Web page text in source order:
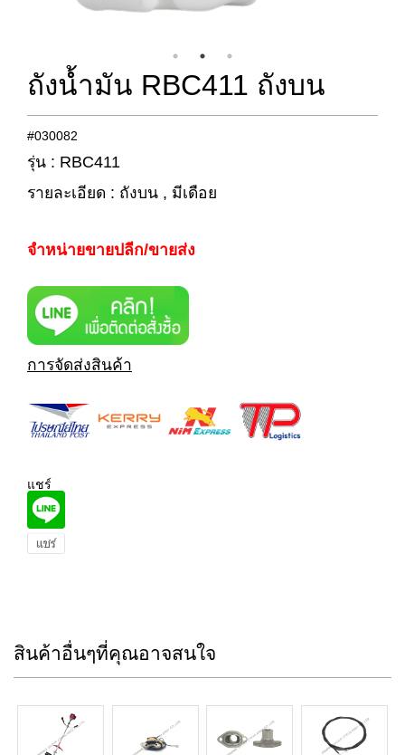
ถังน้ำมัน RBC411 ถังบน
#030082
รุ่น : RBC411
รายละเอียด : ถังบน , มีเดือย
จำหน่ายขายปลีก/ขายส่ง
การจัดส่งสินค้า
แชร์
สินค้าอื่นๆที่คุณอาจสนใจ